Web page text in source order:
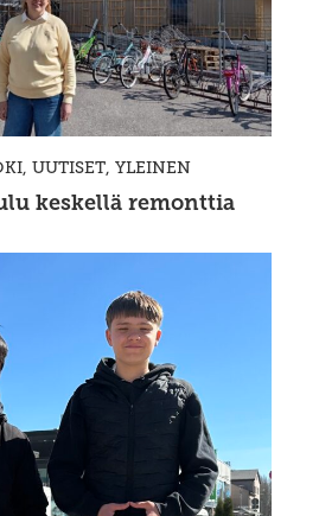
, UUTISET, YLEINEN
keskellä remonttia